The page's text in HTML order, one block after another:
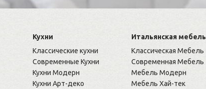
Кухни
Классические кухни
Современные Кухни
Кухни Модерн
Кухни Арт-деко
Итальянская мебель
Классическая Мебель
Современная Мебель
Мебель Модерн
Мебель Хай-тек